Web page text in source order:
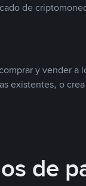
de
y vender a
existentes, o
de